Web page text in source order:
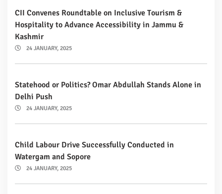
CII Convenes Roundtable on Inclusive Tourism &
Hospitality to Advance Accessibility in Jammu &
Kashmir
24 JANUARY, 2025
Statehood or Politics? Omar Abdullah Stands Alone in
Delhi Push
24 JANUARY, 2025
Child Labour Drive Successfully Conducted in
Watergam and Sopore
24 JANUARY, 2025